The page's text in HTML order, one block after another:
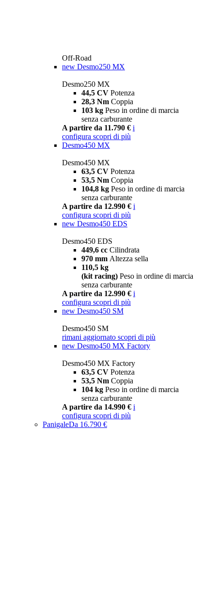
Off-Road
new Desmo250 MX
Desmo250 MX
44,5 CV Potenza
28,3 Nm Coppia
103 kg Peso in ordine di marcia
senza carburante
A partire da 11.790 € i
configura scopri di più
Desmo450 MX
Desmo450 MX
63,5 CV Potenza
53,5 Nm Coppia
104,8 kg Peso in ordine di marcia
senza carburante
A partire da 12.990 € i
configura scopri di più
new Desmo450 EDS
Desmo450 EDS
449,6 cc Cilindrata
970 mm Altezza sella
110,5 kg
(kit racing) Peso in ordine di marcia
senza carburante
A partire da 12.990 € i
configura scopri di più
new Desmo450 SM
Desmo450 SM
rimani aggiornato scopri di più
new Desmo450 MX Factory
Desmo450 MX Factory
63,5 CV Potenza
53,5 Nm Coppia
104 kg Peso in ordine di marcia
senza carburante
A partire da 14.990 € i
configura scopri di più
PanigaleDa 16.790 €